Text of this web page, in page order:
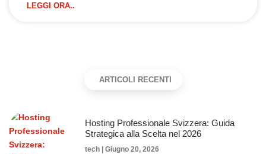
LEGGI ORA..
ARTICOLI RECENTI
Hosting Professionale Svizzera: Guida
Strategica alla Scelta nel 2026
tech Giugno 20, 2026